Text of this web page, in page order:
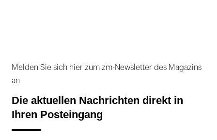
Melden Sie sich hier zum zm-Newsletter des Magazins
an
Die aktuellen Nachrichten direkt in
Ihren Posteingang